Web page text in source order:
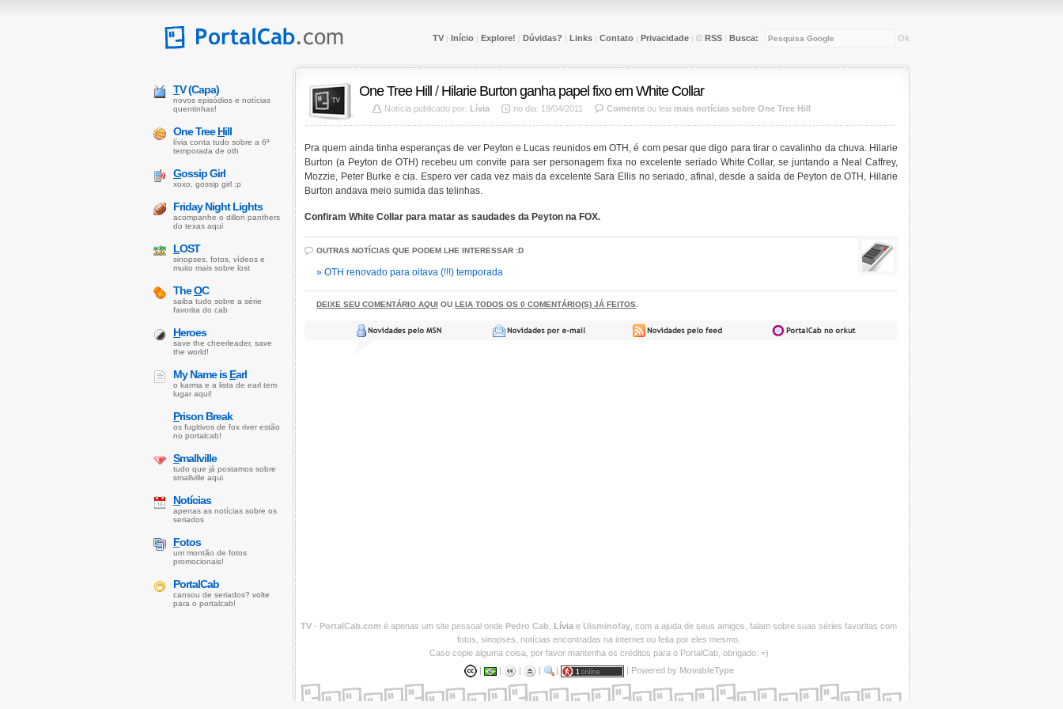
TV | Início | Explore! | Dúvidas? | Links | Contato | Privacidade | RSS | Busca: Ok
One Tree Hill / Hilarie Burton ganha papel fixo em White Collar
Notícia publicado por: Lívia no dia: 19/04/2011 Comente ou leia mais notícias sobre One Tree Hill
Pra quem ainda tinha esperanças de ver Peyton e Lucas reunidos em OTH, é com pesar que digo para tirar o cavalinho da chuva. Hilarie
Burton (a Peyton de OTH) recebeu um convite para ser personagem fixa no excelente seriado White Collar, se juntando a Neal Caffrey,
Mozzie, Peter Burke e cia. Espero ver cada vez mais da excelente Sara Ellis no seriado, afinal, desde a saída de Peyton de OTH, Hilarie
Burton andava meio sumida das telinhas.
Confiram White Collar para matar as saudades da Peyton na FOX.
OUTRAS NOTÍCIAS QUE PODEM LHE INTERESSAR :D
» OTH renovado para oitava (!!!) temporada
DEIXE SEU COMENTÁRIO AQUI OU LEIA TODOS OS 0 COMENTÁRIO(S) JÁ FEITOS
TV (Capa)
novos episódios e notícias
quentinhas!
One TreeHill
lívia conta tudo sobre a 6ª
temporada de oth
Gossip Girl
xoxo, gossip girl :p
Friday Night Lights
acompanhe o dillon panthers
do texas aqui
LOST
sinopses, fotos, vídeos e
muito mais sobre lost
TheOC
saiba tudo sobre a série
favorita do cab
Heroes
save the cheerleader, save
the world!
My Name isEarl
o karma e a lista de earl tem
lugar aqui!
Prison Break
os fugitivos de fox river estão
no portalcab!
Smallville
tudo que já postamos sobre
smallville aqui
Notícias
apenas as notícias sobre os
seriados
Fotos
um montão de fotos
promocionais!
PortalCab
cansou de seriados? volte
para o portalcab!
TV - PortalCab.com é apenas um site pessoal onde Pedro Cab Lívia e Uisminofay , com a ajuda de seus amigos, falam sobre suas séries favoritas com
fotos, sinopses, notícias encontradas na internet ou feita por eles mesmo.
Caso copie alguma coisa, por favor mantenha os créditos para o PortalCab, obrigado. =)
|
| | | | | Powered by MovableType